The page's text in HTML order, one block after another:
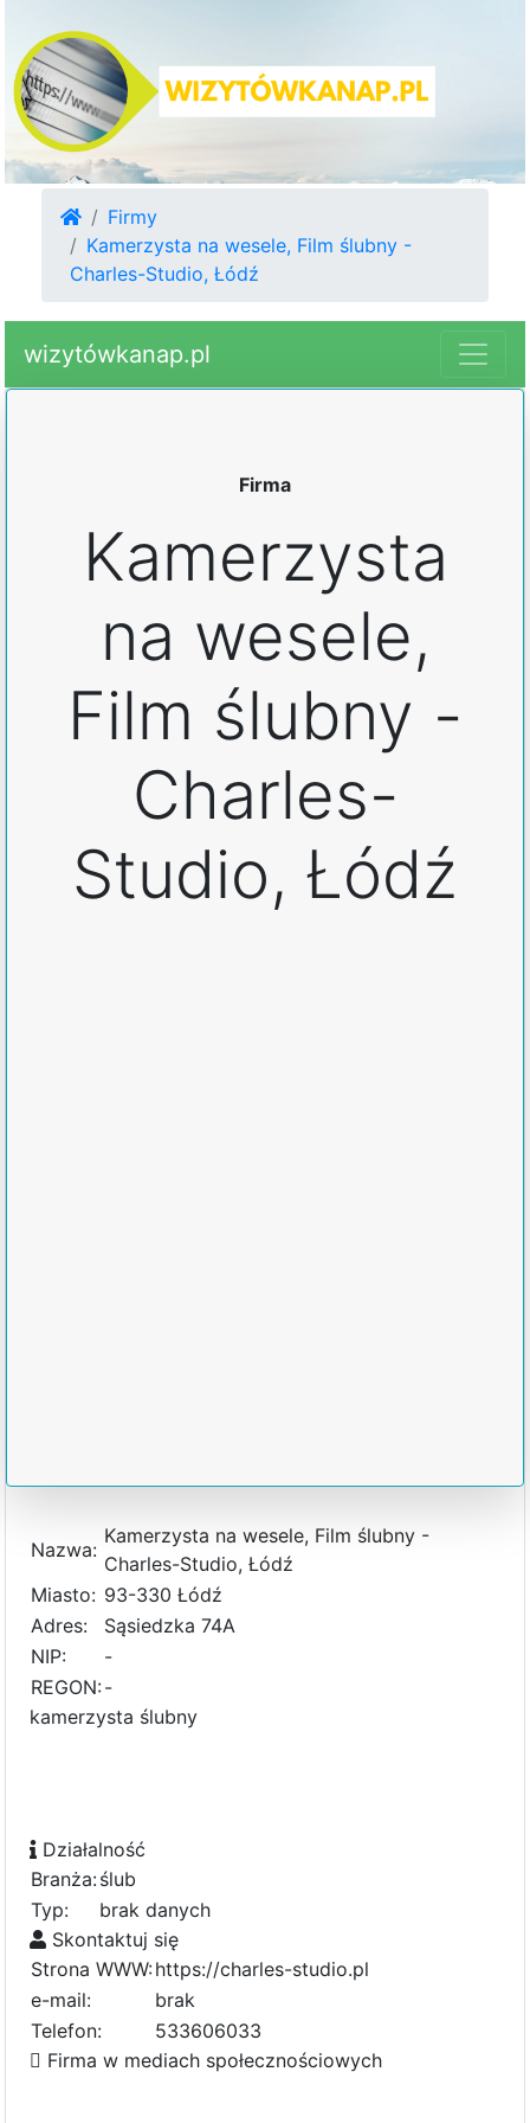
Firmy
Kamerzysta na wesele, Film ślubny -
Charles-Studio, Łódź
wizytówkanap.pl
Firma
Kamerzysta
na wesele,
Film ślubny -
Charles-
Studio, Łódź
Nazwa:
Kamerzysta na wesele, Film ślubny -
Charles-Studio, Łódź
Miasto: 93-330 Łódź
Adres:
Sąsiedzka 74A
NIP:
-
REGON:-
kamerzysta ślubny
Działalność
Branża:ślub
Typ:
brak danych
Skontaktuj się
Strona WWW:https://charles-studio.pl
e-mail:
brak
Telefon:
533606033
Firma w mediach społecznościowych